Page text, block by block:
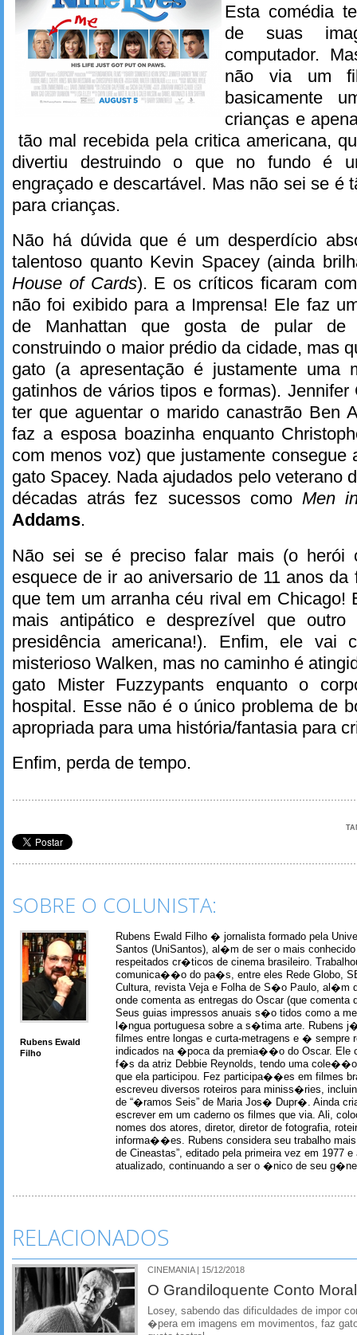
Esta comédia
de suas
computador.
não via um
basicamente
crianças e
tão mal recebida pela critica americana,
divertiu destruindo o que no fundo é
engraçado e descartável. Mas não sei se é
para crianças.
Não há dúvida que é um desperdício
talentoso quanto Kevin Spacey (ainda
House of Cards). E os críticos ficaram
não foi exibido para a Imprensa! Ele faz
de Manhattan que gosta de pular de
construindo o maior prédio da cidade, mas
gato (a apresentação é justamente uma
gatinhos de vários tipos e formas). Jennifer
ter que aguentar o marido canastrão Ben
faz a esposa boazinha enquanto
com menos voz) que justamente consegue
gato Spacey. Nada ajudados pelo veterano
décadas atrás fez sucessos como Men
Addams.
Não sei se é preciso falar mais (o herói
esquece de ir ao aniversario de 11 anos da
que tem um arranha céu rival em Chicago!
mais antipático e desprezível que outro
presidência americana!). Enfim, ele vai
misterioso Walken, mas no caminho é
gato Mister Fuzzypants enquanto o
hospital. Esse não é o único problema de
apropriada para uma história/fantasia para
Enfim, perda de tempo.
SOBRE O COLUNISTA:
Rubens Ewald
Filho
Rubens Ewald Filho � jornalista formado pela
Santos (UniSantos), al�m de ser o mais
respeitados cr�ticos de cinema brasileiro.
comunica��o do pa�s, entre eles Rede Globo,
Cultura, revista Veja e Folha de S�o Paulo, al�m
onde comenta as entregas do Oscar (que comenta
Seus guias impressos anuais s�o tidos como a
l�ngua portuguesa sobre a s�tima arte. Rubens
filmes entre longas e curta-metragens e � sempre
indicados na �poca da premia��o do Oscar. Ele
f�s da atriz Debbie Reynolds, tendo uma
que ela participou. Fez participa��es em filmes
escreveu diversos roteiros para miniss�ries,
de “�ramos Seis” de Maria Jos� Dupr�. Ainda
escrever em um caderno os filmes que via. Ali,
nomes dos atores, diretor, diretor de fotografia,
informa��es. Rubens considera seu trabalho
de Cineastas”, editado pela primeira vez em 1977 e
atualizado, continuando a ser o �nico de seu
RELACIONADOS
CINEMANIA | 15/12/2018
O Grandiloquente Conto
Losey, sabendo das dificuldades de impor
�pera em imagens em movimentos, faz